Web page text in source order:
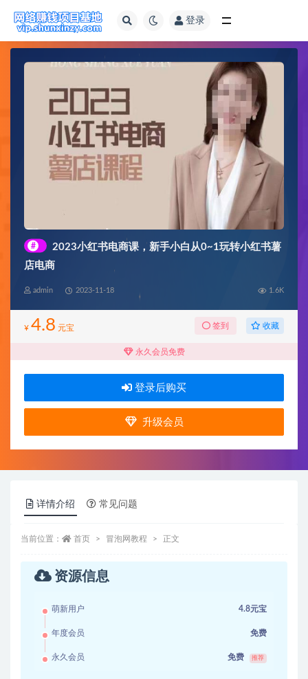
登录
#
2023小红书电商课，新手小白从0~1玩转小红书薯
店电商
admin 2023-11-18 1.6K
¥ 4.8 元宝 签到 收藏
永久会员免费
登录后购买
升级会员
详情介绍 常见问题
当前位置： 首页 冒泡网教程 正文
资源信息
萌新用户 4.8元宝
年度会员 免费
永久会员 免费 推荐